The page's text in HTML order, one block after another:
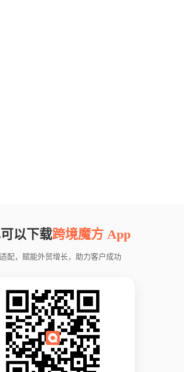
以下载跨境魔方 App
配，赋能外贸增长，助力客户成功